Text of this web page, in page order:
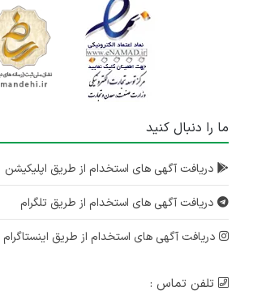
ما را دنبال کنید
دریافت آگهی های استخدام از طریق اپلیکیشن
دریافت آگهی های استخدام از طریق تلگرام
دریافت آگهی های استخدام از طریق اینستاگرام
تلفن تماس :